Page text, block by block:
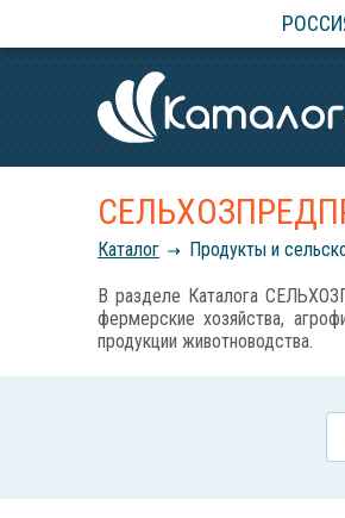
Каталог Продукты и
В разделе Каталога
фермерские хозяйства,
продукции животноводства.